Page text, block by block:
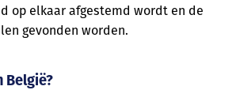
op elkaar afgestemd wordt en de
gevonden worden.
België?